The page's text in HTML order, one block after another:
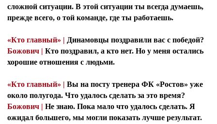
сложной ситуации. В этой ситуации ты всегда думаешь,
прежде всего, о той команде, где ты работаешь.
«Кто главный» | Динамовцы поздравили вас с победой?
Божович | Кто поздравил, а кто нет. Но у меня остались
хорошие отношения с людьми.
«Кто главный» | Вы на посту тренера ФК «Ростов» уже
около полугода. Что удалось сделать за это время?
Божович | Не знаю. Пока мало что удалось сделать. Я
ожидал большего, мы могли показать лучше результат.